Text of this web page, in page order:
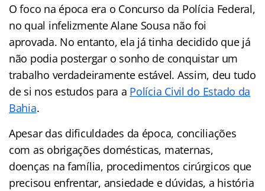
O foco na época era o Concurso da Polícia Federal,
no qual infelizmente Alane Sousa não foi
aprovada. No entanto, ela já tinha decidido que já
não podia postergar o sonho de conquistar um
trabalho verdadeiramente estável. Assim, deu tudo
de si nos estudos para a Polícia Civil do Estado da
Bahia.
Apesar das dificuldades da época, conciliações
com as obrigações domésticas, maternas,
doenças na família, procedimentos cirúrgicos que
precisou enfrentar, ansiedade e dúvidas, a história